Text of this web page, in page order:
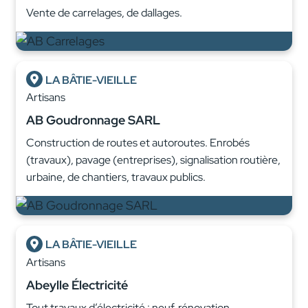
Vente de carrelages, de dallages.
LA BÂTIE-VIEILLE
Artisans
AB Goudronnage SARL
Construction de routes et autoroutes. Enrobés
(travaux), pavage (entreprises), signalisation routière,
urbaine, de chantiers, travaux publics.
LA BÂTIE-VIEILLE
Artisans
Abeylle Électricité